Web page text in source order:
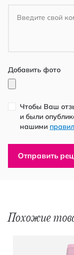
Добавить фото
Чтобы Ваш
и были
нашими
Отправить
Похожие